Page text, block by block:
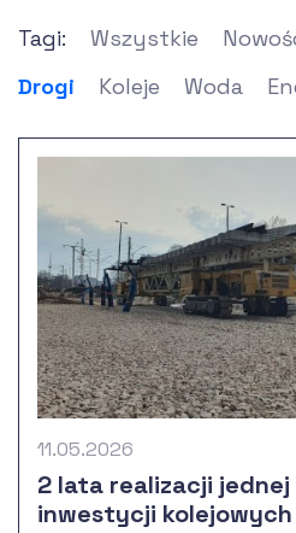
Tagi: Wszystkie
Drogi
Koleje Woda
11.05.2026
2 lata realizacji
inwestycji kolejowych